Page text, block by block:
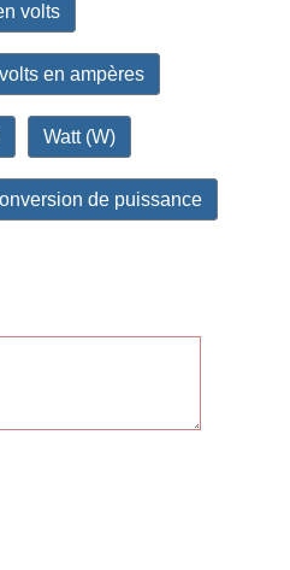
volts
en ampères
Watt (W)
de puissance